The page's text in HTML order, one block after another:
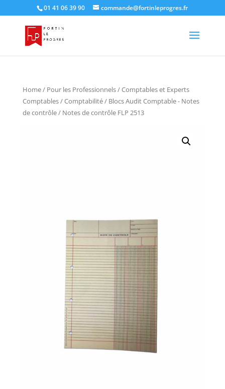
01 41 06 39 90 commande@fortinleprogres.fr
Home/ Pour les Professionnels/Comptables et Experts
Comptables/Comptabilité/ Blocs Audit Comptable - Notes
de contrôle/ Notes de contrôle FLP 2513